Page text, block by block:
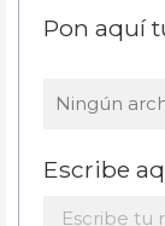
Pon aquí
Ningún
Escribe